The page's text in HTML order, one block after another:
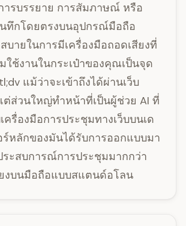
ารบรรยาย การสัมภาษณ์ หรือ
นทึกโดยตรงบนอุปกรณ์มือถือ
บายในการมีเครื่องมือถอดเสียงที่
ใช้งานในกระเป๋าของคุณเป็นจุด
แม้ว่าจะเข้าถึงได้ผ่านเว็บ
ต่ส่วนใหญ่ทำหน้าที่เป็นผู้ช่วย AI ที่
ครื่องมือการประชุมทางเว็บบนเด
ร์หลักของมันได้รับการออกแบบมา
ระสบการณ์การประชุมมากกว่า
งบนมือถือแบบสแตนด์อโลน